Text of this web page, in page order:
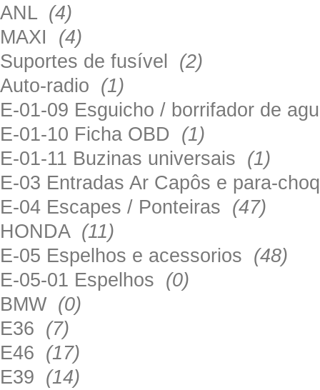
ANL (4)
MAXI (4)
Suportes de fusível (2)
Auto-radio (1)
E-01-09 Esguicho / borrifador de
E-01-10 Ficha OBD (1)
E-01-11 Buzinas universais (1)
E-03 Entradas Ar Capôs e para-
E-04 Escapes / Ponteiras (47)
HONDA (11)
E-05 Espelhos e acessorios (48)
E-05-01 Espelhos (0)
BMW (0)
E36 (7)
E46 (17)
E39 (14)